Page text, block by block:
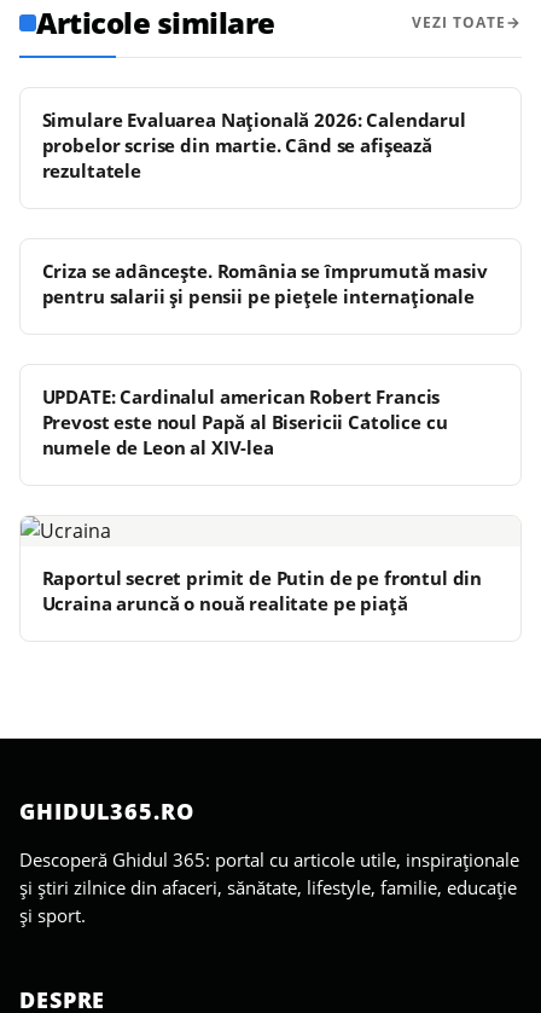
Articole similare VEZI TOATE
Simulare Evaluarea Națională 2026: Calendarul
probelor scrise din martie. Când se afișează
rezultatele
Criza se adânceşte. România se împrumută masiv
pentru salarii şi pensii pe pieţele internaţionale
UPDATE: Cardinalul american Robert Francis
Prevost este noul Papă al Bisericii Catolice cu
numele de Leon al XIV-lea
Raportul secret primit de Putin de pe frontul din
Ucraina aruncă o nouă realitate pe piață
GHIDUL365.RO
Descoperă Ghidul 365: portal cu articole utile, inspiraționale
și știri zilnice din afaceri, sănătate, lifestyle, familie, educație
și sport.
DESPRE